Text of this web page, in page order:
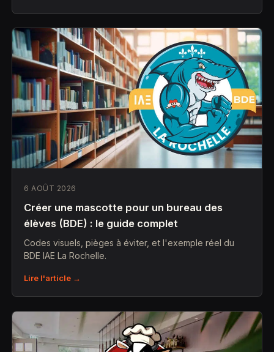
6 AOÛT 2026
Créer une mascotte pour un bureau des
élèves (BDE) : le guide complet
Codes visuels, pièges à éviter, et l'exemple réel du
BDE IAE La Rochelle.
Lire l'article →